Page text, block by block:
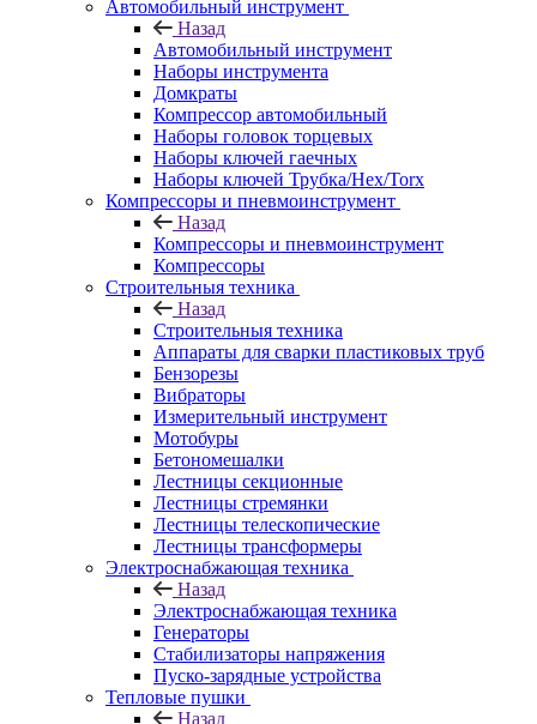
Автомобильный инструмент
Назад
Автомобильный инструмент
Наборы инструмента
Домкраты
Компрессор автомобильный
Наборы головок торцевых
Наборы ключей гаечных
Наборы ключей Трубка/Hex/Torx
Компрессоры и пневмоинструмент
Назад
Компрессоры и пневмоинструмент
Компрессоры
Строительныя техника
Назад
Строительныя техника
Аппараты для сварки пластиковых труб
Бензорезы
Вибраторы
Измерительный инструмент
Мотобуры
Бетономешалки
Лестницы секционные
Лестницы стремянки
Лестницы телескопические
Лестницы трансформеры
Электроснабжающая техника
Назад
Электроснабжающая техника
Генераторы
Стабилизаторы напряжения
Пуско-зарядные устройства
Тепловые пушки
Назад